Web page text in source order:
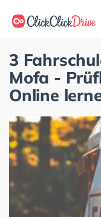
3
Mofa -
Online